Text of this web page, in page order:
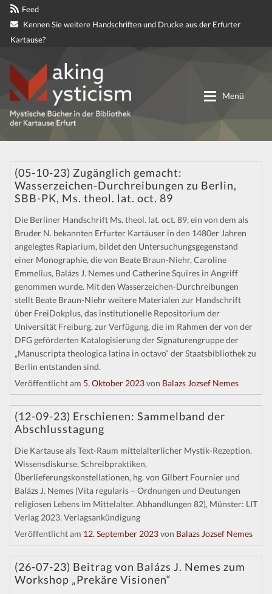
Feed
Kennen Sie weitere Handschriften und Drucke aus der Erfurter
Kartause?
Zur
Navigation
springen
Zum
Inhalt
springen
Menü
Materialien
Partnerprojekte
Mitteilungen
Kontakt
(05-10-23) Zugänglich gemacht:
Wasserzeichen-Durchreibungen zu Berlin,
SBB-PK, Ms. theol. lat. oct. 89
Die Berliner Handschrift Ms. theol. lat. oct. 89, ein von dem als
Bruder N. bekannten Erfurter Kartäuser in den 1480er Jahren
angelegtes Rapiarium, bildet den Untersuchungsgegenstand
einer Monographie, die von Beate Braun-Niehr, Caroline
Emmelius, Balázs J. Nemes und Catherine Squires in Angriff
genommen wurde. Mit den Wasserzeichen-Durchreibungen
stellt Beate Braun-Niehr weitere Materialen zur Handschrift
über FreiDokplus, das institutionelle Repositorium der
Universität Freiburg, zur Verfügung, die im Rahmen der von der
DFG geförderten Katalogisierung der Signaturengruppe der
„Manuscripta theologica latina in octavo“ der Staatsbibliothek zu
Berlin entstanden sind.
Veröffentlicht am 5. Oktober 2023von Balazs Jozsef Nemes
(12-09-23) Erschienen: Sammelband der
Abschlusstagung
Die Kartause als Text-Raum mittelalterlicher Mystik-Rezeption.
Wissensdiskurse, Schreibpraktiken,
Überlieferungskonstellationen, hg. von Gilbert Fournier und
Balázs J. Nemes (Vita regularis – Ordnungen und Deutungen
religiosen Lebens im Mittelalter. Abhandlungen 82), Münster: LIT
Verlag 2023. Verlagsankündigung
Veröffentlicht am 12. September 2023von Balazs Jozsef Nemes
(26-07-23) Beitrag von Balázs J. Nemes zum
Workshop „Prekäre Visionen“